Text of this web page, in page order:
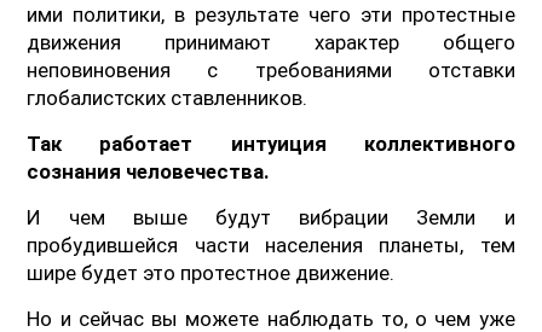
ими политики, в результате чего эти протестные
движения принимают характер общего
неповиновения с требованиями отставки
глобалистских ставленников.
Так работает интуиция коллективного
сознания человечества.
И чем выше будут вибрации Земли и
пробудившейся части населения планеты, тем
шире будет это протестное движение.
Но и сейчас вы можете наблюдать то, о чем уже